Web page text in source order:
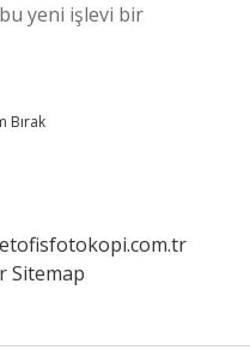
yeni işlevi bir
Bırak
Sitemap